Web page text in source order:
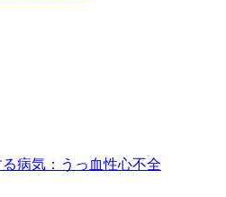
病気：うっ血性心不全